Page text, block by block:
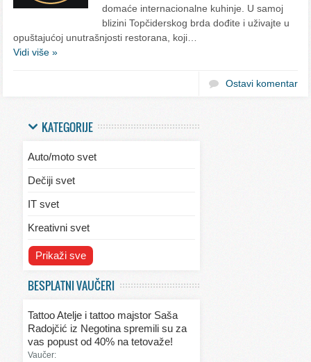
domaće internacionalne kuhinje. U samoj
blizini Topčiderskog brda dođite i uživajte u
opuštajućoj unutrašnjosti restorana, koji…
Vidi više »
Ostavi komentar
KATEGORIJE
Auto/moto svet
Dečiji svet
IT svet
Kreativni svet
Svet ekologije
Svet kulinarstva
Svet lepote
Prikaži sve
BESPLATNI VAUČERI
Tattoo Atelje i tattoo majstor Saša
Radojčić iz Negotina spremili su za
vas popust od 40% na tetovaže!
Vaučer: